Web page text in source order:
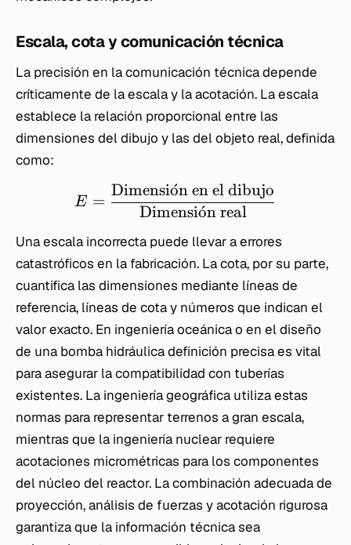
Escala, cota y comunicación técnica
La precisión en la comunicación técnica depende
críticamente de la escala y la acotación. La escala
establece la relación proporcional entre las
dimensiones del dibujo y las del objeto real, definida
como:
E =
Dimensio
ˊn real
Dimensio
ˊn en el dibujo
Una escala incorrecta puede llevar a errores
catastróficos en la fabricación. La cota, por su parte,
cuantifica las dimensiones mediante líneas de
referencia, líneas de cota y números que indican el
valor exacto. En ingeniería oceánica o en el diseño
de una bomba hidráulica definición precisa es vital
para asegurar la compatibilidad con tuberías
existentes. La ingeniería geográfica utiliza estas
normas para representar terrenos a gran escala,
mientras que la ingeniería nuclear requiere
acotaciones micrométricas para los componentes
del núcleo del reactor. La combinación adecuada de
proyección, análisis de fuerzas y acotación rigurosa
garantiza que la información técnica sea